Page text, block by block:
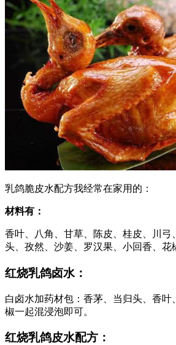
乳鸽脆皮水配方我经常在家用的：
材料有：
香叶、八角、甘草、陈皮、桂皮、川弓
头、孜然、沙姜、罗汉果、小回香、花
红烧乳鸽卤水：
白卤水加药材包：香茅、当归头、香叶
椒一起混浸泡即可。
红烧乳鸽皮水配方：